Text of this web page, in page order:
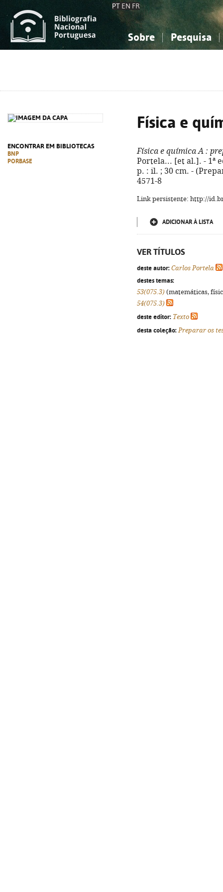
PT EN FR
Sobre Pesquisa
ENCONTRAR EM BIBLIOTECAS
BNP
PORBASE
Física e
Física e química A :
Portela... [et al.]. - 1ª
p. : il. ; 30 cm. -
4571-8
Link persistente: http://
ADICIONAR À LISTA
VER TÍTULOS
deste autor: Carlos Portela
destes temas:
53(075.3) (matemáticas,
54(075.3)
deste editor: Texto
desta coleção: Preparar os